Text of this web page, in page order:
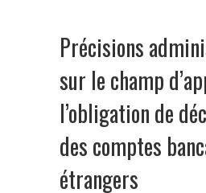
Précisions
sur le champ
l’obligation de
des comptes
étrangers